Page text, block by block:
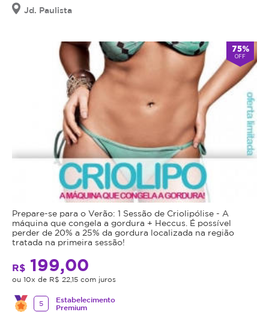
Jd. Paulista
75%
OFF
Prepare-se para o Verão: 1 Sessão de Criolipólise - A
máquina que congela a gordura + Heccus. É possível
perder de 20% a 25% da gordura localizada na região
tratada na primeira sessão!
R$ 199,00
ou 10x de R$ 22,15 com juros
5
Estabelecimento
Premium